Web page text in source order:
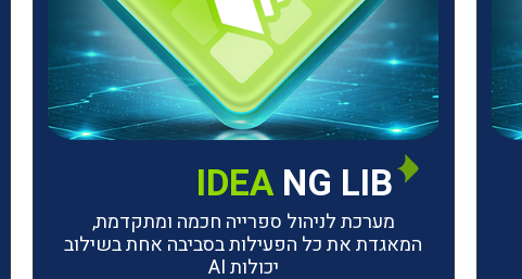
IDEANG LIB
מערכת לניהול ספרייה חכמה ומתקדמת,
המאגדת את כל הפעילות בסביבה אחת בשילוב
יכולות AI